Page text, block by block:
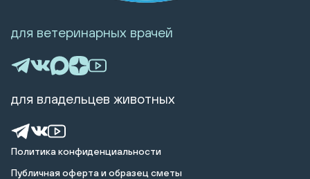
Политика конфиденциальности
Публичная оферта и образец сметы
для ветеринарных врачей
для владельцев животных